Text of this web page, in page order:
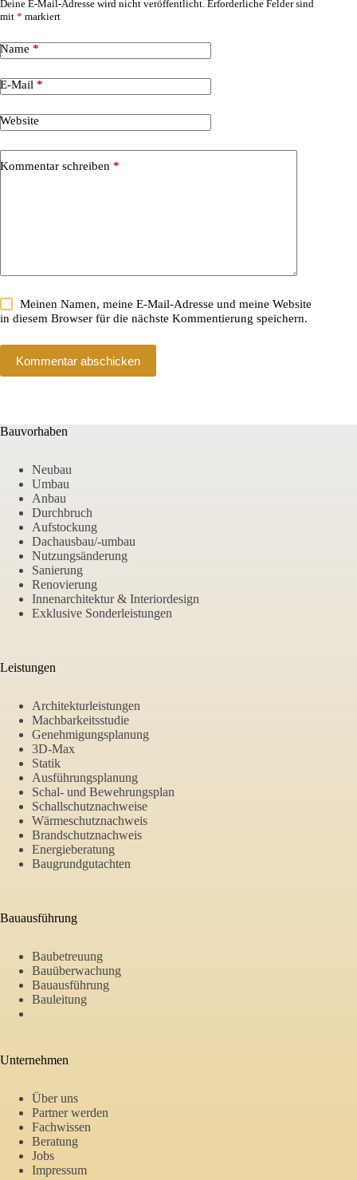
Deine E-Mail-Adresse wird nicht veröffentlicht. Erforderliche Felder sind
mit * markiert
Name *
E-Mail *
Website
Kommentar schreiben *
Meinen Namen, meine E-Mail-Adresse und meine Website
in diesem Browser für die nächste Kommentierung speichern.
Kommentar abschicken
Bauvorhaben
Neubau
Umbau
Anbau
Durchbruch
Aufstockung
Dachausbau/-umbau
Nutzungsänderung
Sanierung
Renovierung
Innenarchitektur & Interiordesign
Exklusive Sonderleistungen
Leistungen
Architekturleistungen
Machbarkeitsstudie
Genehmigungsplanung
3D-Max
Statik
Ausführungsplanung
Schal- und Bewehrungsplan
Schallschutznachweise
Wärmeschutznachweis
Brandschutznachweis
Energieberatung
Baugrundgutachten
Bauausführung
Baubetreuung
Bauüberwachung
Bauausführung
Bauleitung
Unternehmen
Über uns
Partner werden
Fachwissen
Beratung
Jobs
Impressum